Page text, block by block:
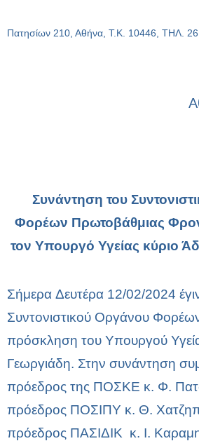
Πατησίων 210, Αθήνα, Τ.Κ. 10446, ΤΗΛ.
Δελτίο
Συνάντηση του
Φορέων Πρωτοβάθμιας
τον Υπουργό Υγείας κύριο
Σήμερα Δευτέρα 12/02/2024
Συντονιστικού Οργάνου
πρόσκληση του Υπουργού
Γεωργιάδη. Στην συνάντηση
πρόεδρος της ΠΟΣΚΕ κ. Φ.
πρόεδρος ΠΟΣΙΠΥ κ. Θ.
πρόεδρος ΠΑΣΙΔΙΚ κ. Ι.